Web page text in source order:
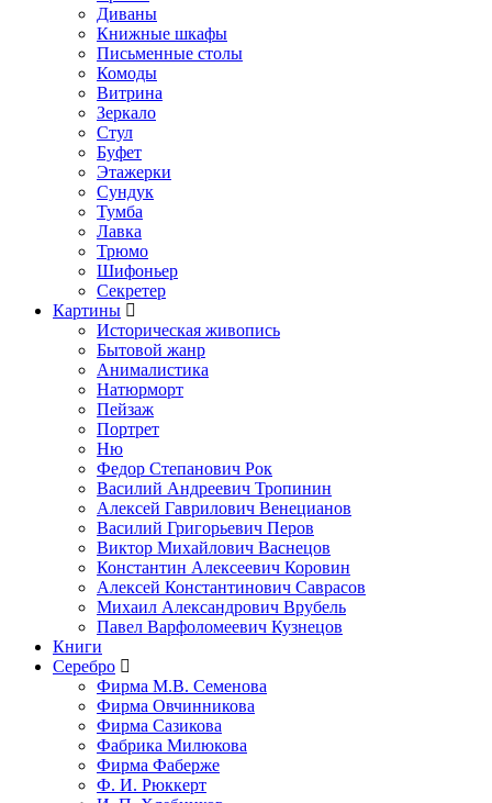
Диваны
Книжные шкафы
Письменные столы
Комоды
Витрина
Зеркало
Стул
Буфет
Этажерки
Сундук
Тумба
Лавка
Трюмо
Шифоньер
Секретер
Картины
Историческая живопись
Бытовой жанр
Анималистика
Натюрморт
Пейзаж
Портрет
Ню
Федор Степанович Рок
Василий Андреевич Тропинин
Алексей Гаврилович Венецианов
Василий Григорьевич Перов
Виктор Михайлович Васнецов
Константин Алексеевич Коровин
Алексей Константинович Саврасов
Михаил Александрович Врубель
Павел Варфоломеевич Кузнецов
Книги
Серебро
Фирма М.В. Семенова
Фирма Овчинникова
Фирма Сазикова
Фабрика Милюкова
Фирма Фаберже
Ф. И. Рюккерт